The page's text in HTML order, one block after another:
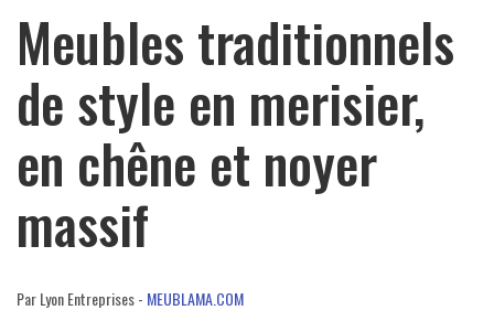
Meubles traditionnels
de style en merisier,
en chêne et noyer
massif
Par Lyon Entreprises - MEUBLAMA.COM